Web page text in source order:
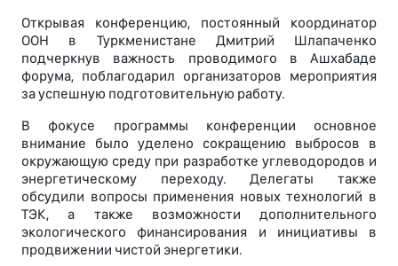
Открывая конференцию, постоянный координатор
ООН в Туркменистане Дмитрий Шлапаченко
подчеркнув важность проводимого в Ашхабаде
форума, поблагодарил организаторов мероприятия
за успешную подготовительную работу.
В фокусе программы конференции основное
внимание было уделено сокращению выбросов в
окружающую среду при разработке углеводородов и
энергетическому переходу. Делегаты также
обсудили вопросы применения новых технологий в
ТЭК, а также возможности дополнительного
экологического финансирования и инициативы в
продвижении чистой энергетики.